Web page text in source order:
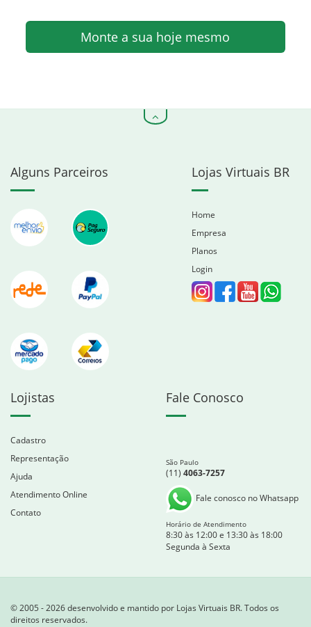
Monte a sua hoje mesmo
Alguns Parceiros Lojas Virtuais BR
Home
Empresa
Planos
Login
Lojistas
Cadastro
Representação
Ajuda
Atendimento Online
Contato
Fale Conosco
São Paulo
(11) 4063-7257
Fale conosco no Whatsapp
Horário de Atendimento
8:30 às 12:00 e 13:30 às 18:00
Segunda à Sexta
© 2005 - 2026 desenvolvido e mantido por Lojas Virtuais BR. Todos os
direitos reservados.